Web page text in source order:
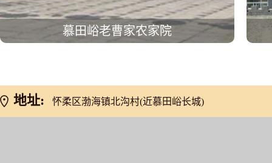
慕田峪老曹家农家院
地址: 怀柔区渤海镇北沟村(近慕田峪长城)